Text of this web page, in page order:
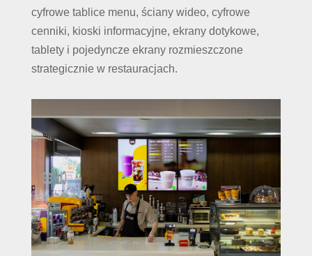
cyfrowe tablice menu, ściany wideo, cyfrowe
cenniki, kioski informacyjne, ekrany dotykowe,
tablety i pojedyncze ekrany rozmieszczone
strategicznie w restauracjach.